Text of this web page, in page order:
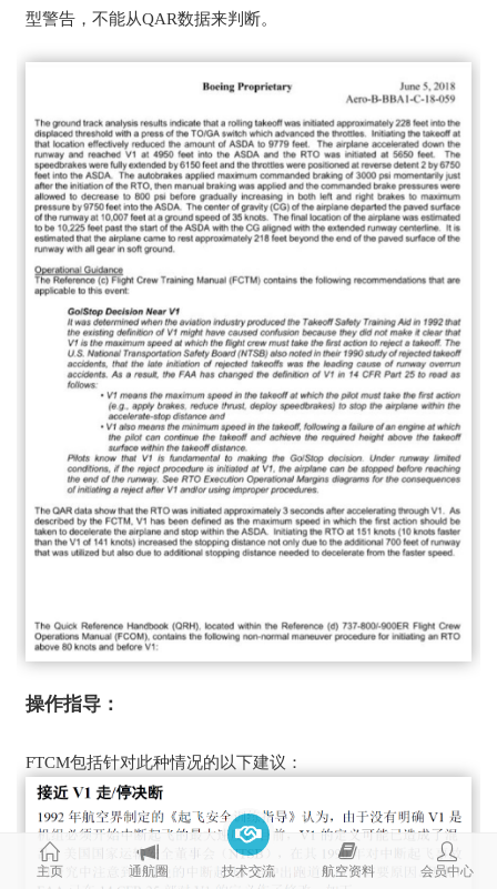
型警告，不能从QAR数据来判断。
操作指导：
FTCM包括针对此种情况的以下建议：
主页 通航圈 技术交流 航空资料 会员中心